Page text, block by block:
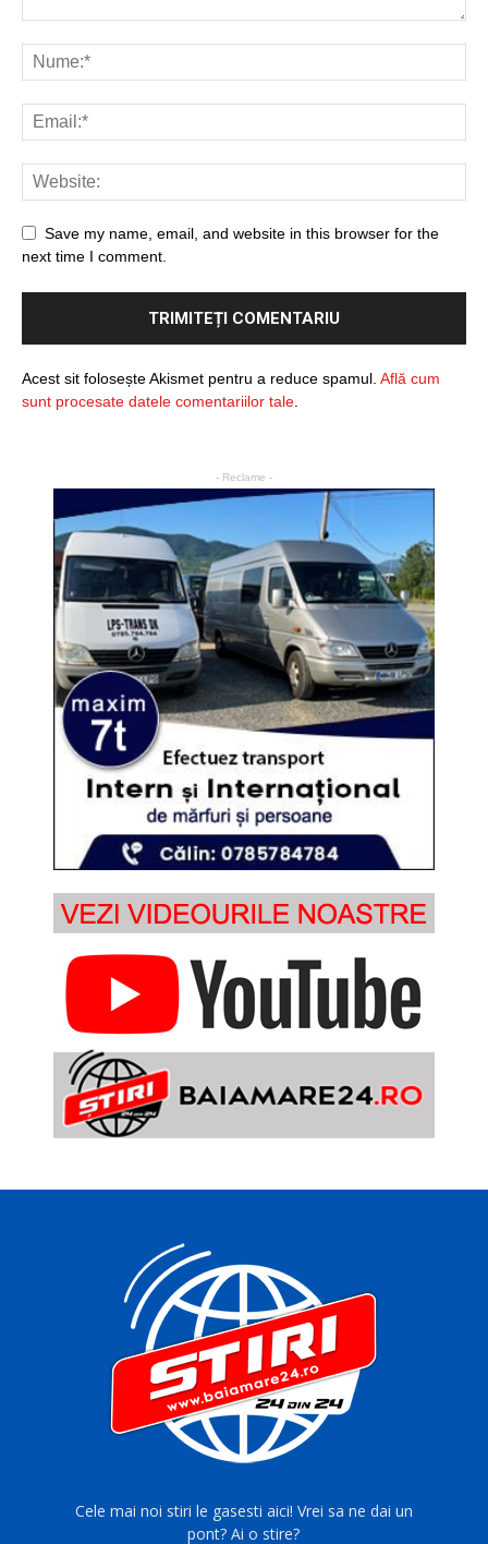
Save my name, email, and website in this browser for the
next time I comment.
Acest sit folosește Akismet pentru a reduce spamul. Află cum
sunt procesate datele comentariilor tale
- Reclame -
Cele mai noi stiri le gasesti aici! Vrei sa ne dai un
pont? Ai o stire?